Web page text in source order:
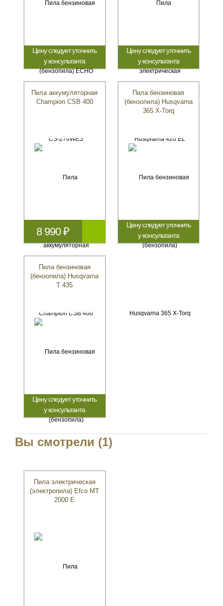
Цену следует уточнить
у консультанта
Цену следует уточнить
у консультанта
Пила аккумуляторная
Champion CSB 400
8 990 ₽
Пила бензиновая
(бензопила) Husqvarna
365 X-Torq
Цену следует уточнить
у консультанта
Пила бензиновая
(бензопила) Husqvarna
T 435
Цену следует уточнить
у консультанта
Вы смотрели (1)
Пила электрическая
(электропила) Efco MT
2000 E